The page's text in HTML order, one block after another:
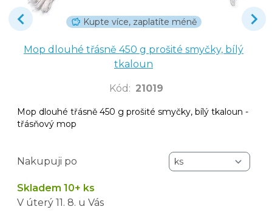
Kupte více, zaplatíte méně
Mop dlouhé třásně 450 g prošité smyčky, bílý
tkaloun
Kód : 21019
Mop dlouhé třásně 450 g prošité smyčky, bílý tkaloun -
třásňový mop
Nakupuji po
Skladem 10+ ks
V úterý 11. 8. u Vás